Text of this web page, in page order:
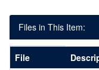
Files in This Item:
File